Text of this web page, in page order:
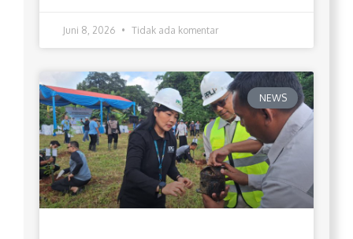
Juni 8, 2026 Tidak ada komentar
NEWS